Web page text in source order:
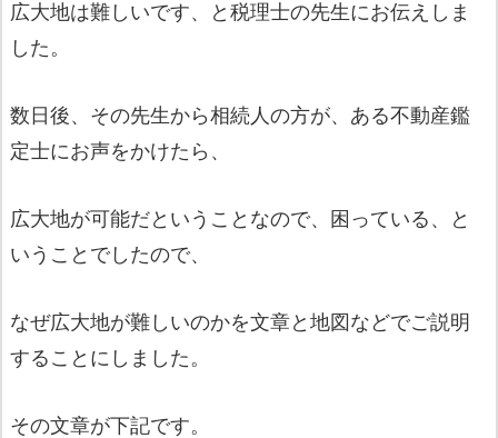
広大地は難しいです、と税理士の先生にお伝えしま
した。
数日後、その先生から相続人の方が、ある不動産鑑
定士にお声をかけたら、
広大地が可能だということなので、困っている、と
いうことでしたので、
なぜ広大地が難しいのかを文章と地図などでご説明
することにしました。
その文章が下記です。